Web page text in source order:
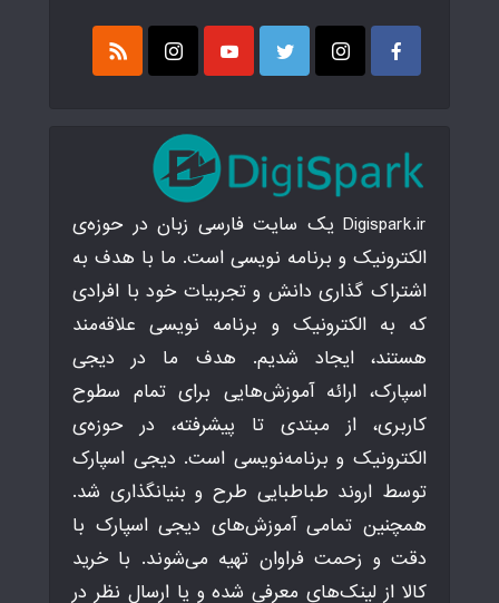
Digispark.ir یک سایت فارسی زبان در حوزه‌ی
الکترونیک و برنامه نویسی است. ما با هدف به
اشتراک گذاری دانش و تجربیات خود با افرادی
که به الکترونیک و برنامه نویسی علاقه‌مند
هستند، ایجاد شدیم. هدف ما در دیجی
اسپارک، ارائه آموزش‌هایی برای تمام سطوح
کاربری، از مبتدی تا پیشرفته، در حوزه‌ی
الکترونیک و برنامه‌نویسی است. دیجی اسپارک
توسط اروند طباطبایی طرح و بنیانگذاری شد.
همچنین تمامی آموزش‌های دیجی اسپارک با
دقت و زحمت فراوان تهیه می‌شوند. با خرید
کالا از لینک‌های معرفی شده و یا ارسال نظر در